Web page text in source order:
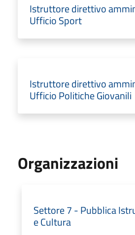
Istruttore direttivo
Ufficio Sport
Istruttore direttivo
Ufficio Politiche Giovanili
Organizzazioni
Settore 7 - Pubblica
e Cultura